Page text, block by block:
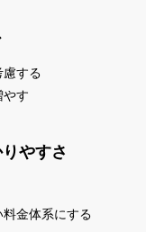
慮する
やす
やすさ
金体系にする